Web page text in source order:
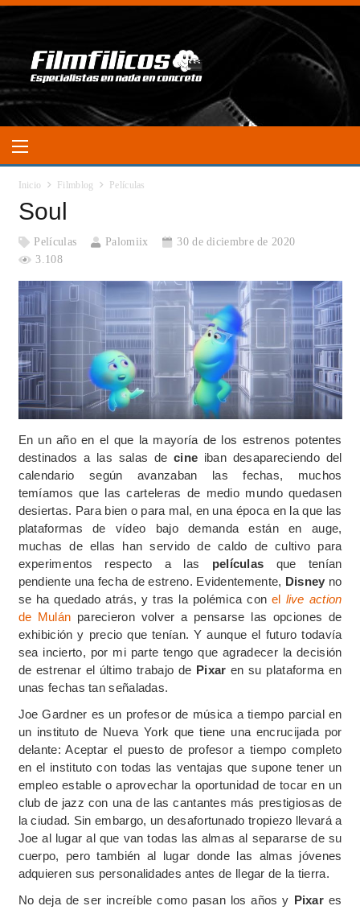
Inicio Filmblog Películas
Soul
Películas Palomiix
30 de diciembre de 2020
3.108
En un año en el que la mayoría de los estrenos potentes
destinados a las salas decine iban desapareciendo del
calendario según avanzaban las fechas, muchos
temíamos que las carteleras de medio mundo quedasen
desiertas. Para bien o para mal, en una época en la que las
plataformas de vídeo bajo demanda están en auge,
muchas de ellas han servido de caldo de cultivo para
experimentos respecto a las películas que tenían
pendiente una fecha de estreno. Evidentemente, Disney no
se ha quedado atrás, y tras la polémica conel live action
de Mulán parecieron volver a pensarse las opciones de
exhibición y precio que tenían. Y aunque el futuro todavía
sea incierto, por mi parte tengo que agradecer la decisión
de estrenar el último trabajo de Pixar en su plataforma en
unas fechas tan señaladas.
Joe Gardner es un profesor de música a tiempo parcial en
un instituto de Nueva York que tiene una encrucijada por
delante: Aceptar el puesto de profesor a tiempo completo
en el instituto con todas las ventajas que supone tener un
empleo estable o aprovechar la oportunidad de tocar en un
club de jazz con una de las cantantes más prestigiosas de
la ciudad. Sin embargo, un desafortunado tropiezo llevará a
Joe al lugar al que van todas las almas al separarse de su
cuerpo, pero también al lugar donde las almas jóvenes
adquieren sus personalidades antes de llegar de la tierra.
No deja de ser increíble como pasan los años y Pixar es